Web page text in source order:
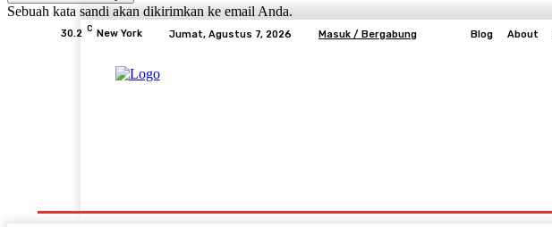
Sebuah kata sandi akan dikirimkan ke email Anda.
30.2 C New York Jumat, Agustus 7, 2026 Masuk / Bergabung Blog About